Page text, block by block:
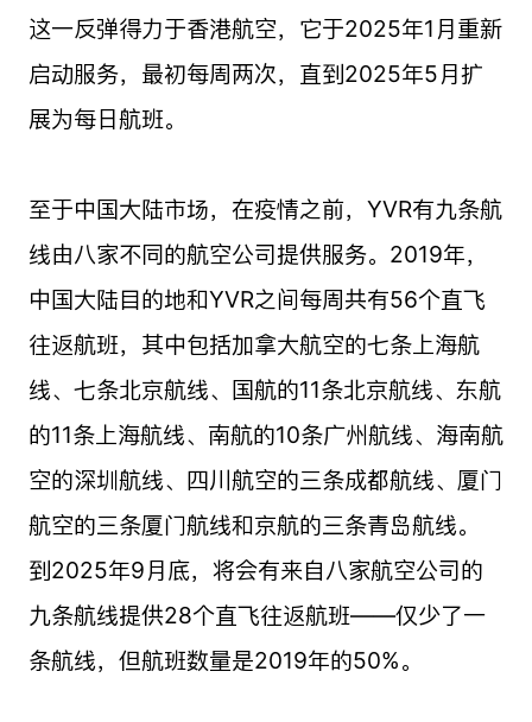
这一反弹得力于香港航空，它于2025年1月重新
启动服务，最初每周两次，直到2025年5月扩
展为每日航班。
至于中国大陆市场，在疫情之前，YVR有九条航
线由八家不同的航空公司提供服务。2019年，
中国大陆目的地和YVR之间每周共有56个直飞
往返航班，其中包括加拿大航空的七条上海航
线、七条北京航线、国航的11条北京航线、东航
的11条上海航线、南航的10条广州航线、海南航
空的深圳航线、四川航空的三条成都航线、厦门
航空的三条厦门航线和京航的三条青岛航线。
到2025年9月底，将会有来自八家航空公司的
九条航线提供28个直飞往返航班——仅少了一
条航线，但航班数量是2019年的50%。